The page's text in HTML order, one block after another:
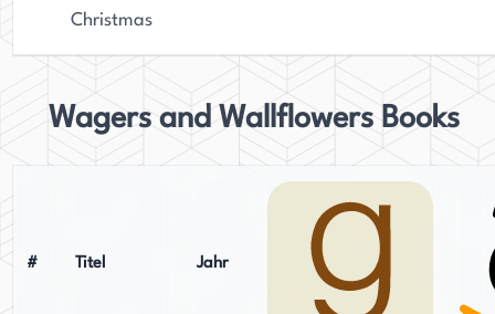
Christmas
Wagers and Wallflowers Books
# Titel Jahr